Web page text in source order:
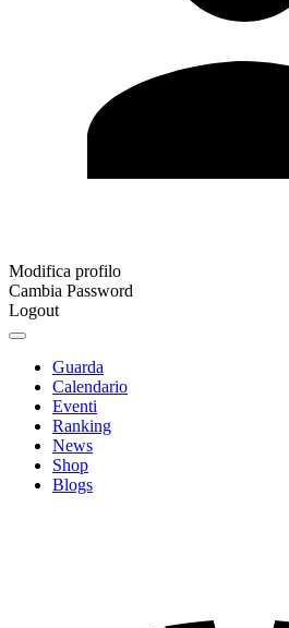
Modifica profilo
Cambia Password
Logout
Guarda
Calendario
Eventi
Ranking
News
Shop
Blogs